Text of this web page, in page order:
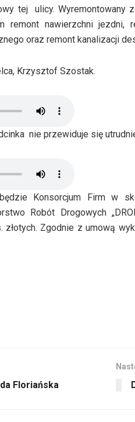
tej ulicy. Wyremontowany
remont nawierzchni jezdni,
oraz remont kanalizacji
Krzysztof Szostak.
nie przewiduje się
Konsorcjum Firm w
Robót Drogowych
Zgodnie z umową
Floriańska